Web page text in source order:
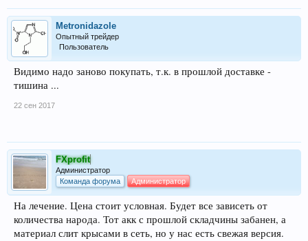
Metronidazole
Опытный трейдер
Пользователь
Видимо надо заново покупать, т.к. в прошлой доставке -
тишина ...
22 сен 2017
FXprofit
Администратор
Команда форума
Администратор
На лечение. Цена стоит условная. Будет все зависеть от
количества народа. Тот акк с прошлой складчины забанен, а
материал слит крысами в сеть, но у нас есть свежая версия.